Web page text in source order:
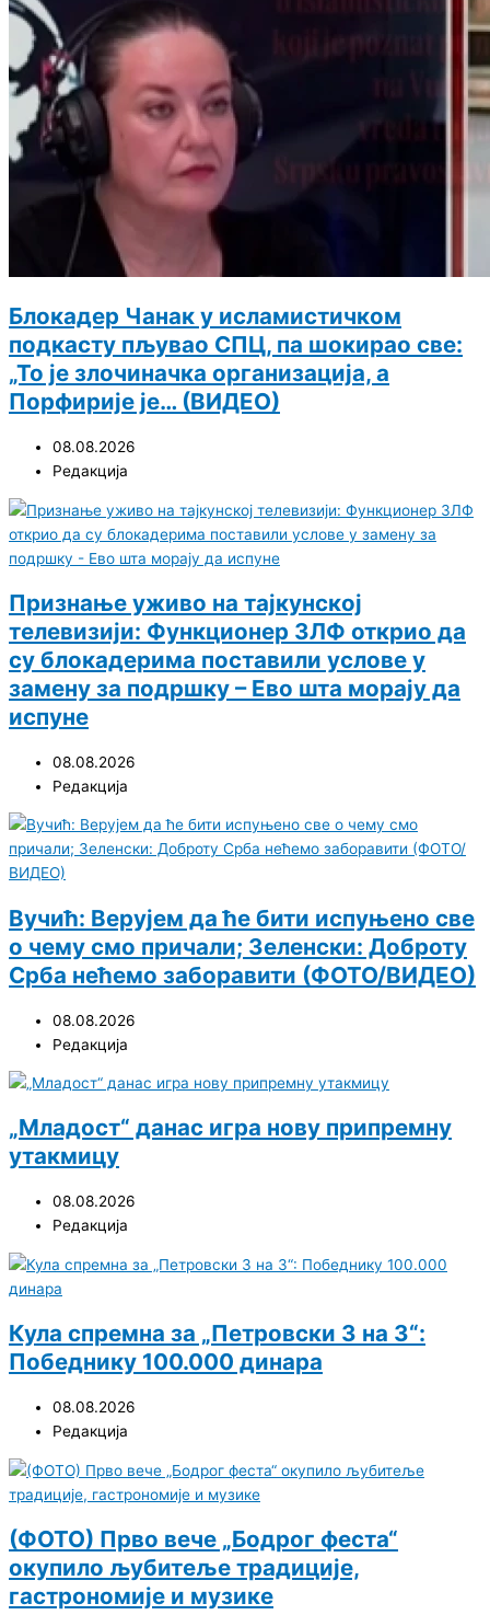
Блокадер Чанак у исламистичком
подкасту пљувао СПЦ, па шокирао све:
„То је злочиначка организација, а
Порфирије је… (ВИДЕО)
08.08.2026
Редакција
Признање уживо на тајкунској
телевизији: Функционер ЗЛФ открио да
су блокадерима поставили услове у
замену за подршку – Ево шта морају да
испуне
08.08.2026
Редакција
Вучић: Верујем да ће бити испуњено све
о чему смо причали; Зеленски: Доброту
Срба нећемо заборавити (ФОТО/ВИДЕО)
08.08.2026
Редакција
„Младост“ данас игра нову припремну
утакмицу
08.08.2026
Редакција
Кула спремна за „Петровски 3 на 3“:
Победнику 100.000 динара
08.08.2026
Редакција
(ФОТО) Прво вече „Бодрог феста“
окупило љубитеље традиције,
гастрономије и музике